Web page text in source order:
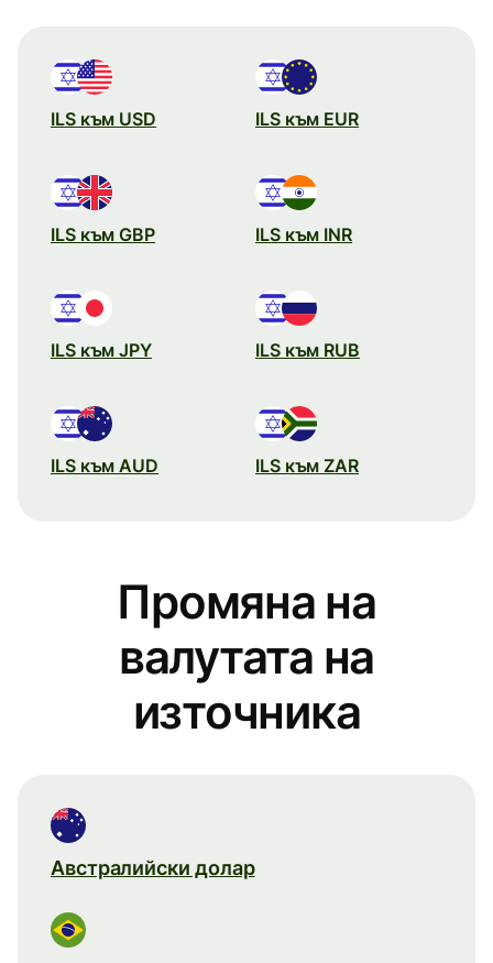
ILS към USD ILS към EUR
ILS към GBP ILS към INR
ILS към JPY ILS към RUB
ILS към AUD ILS към ZAR
Промяна на
валутата на
източника
Австралийски долар